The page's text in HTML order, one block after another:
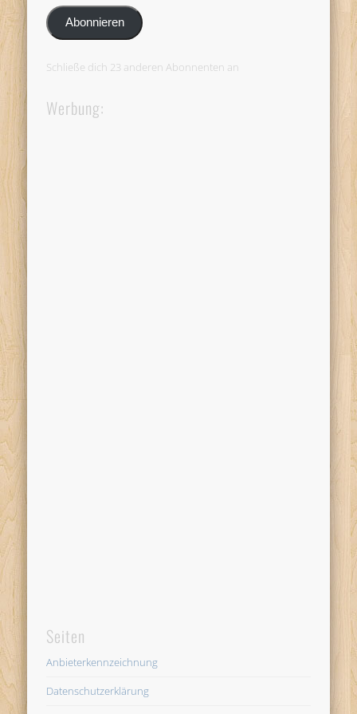
Adresse
Abonnieren
Schließe dich 23 anderen Abonnenten an
Werbung:
Seiten
Anbieterkennzeichnung
Datenschutzerklärung